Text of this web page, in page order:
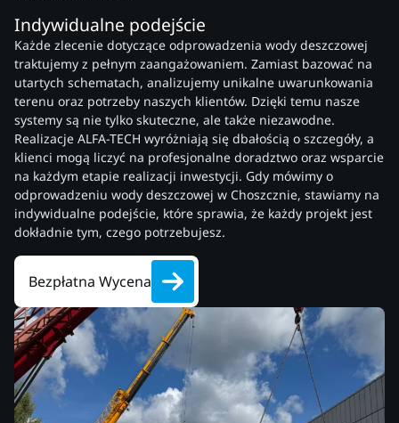
Indywidualne podejście
Każde zlecenie dotyczące odprowadzenia wody deszczowej
traktujemy z pełnym zaangażowaniem. Zamiast bazować na
utartych schematach, analizujemy unikalne uwarunkowania
terenu oraz potrzeby naszych klientów. Dzięki temu nasze
systemy są nie tylko skuteczne, ale także niezawodne.
Realizacje ALFA-TECH wyróżniają się dbałością o szczegóły, a
klienci mogą liczyć na profesjonalne doradztwo oraz wsparcie
na każdym etapie realizacji inwestycji. Gdy mówimy o
odprowadzeniu wody deszczowej w Choszcznie, stawiamy na
indywidualne podejście, które sprawia, że każdy projekt jest
dokładnie tym, czego potrzebujesz.
Bezpłatna Wycena